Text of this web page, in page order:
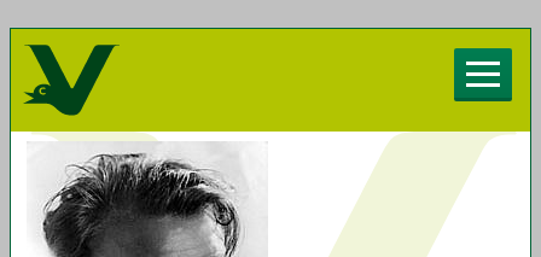
Herzlich willkommen beim Chorverband
Vorarlberg